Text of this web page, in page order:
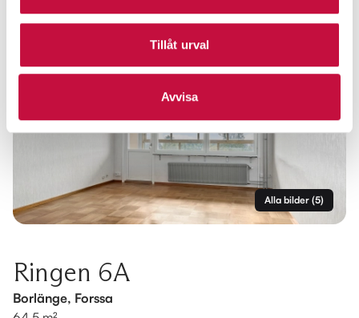
Tillåt urval
Avvisa
Alla bilder (5)
Ringen 6A
Borlänge, Forssa